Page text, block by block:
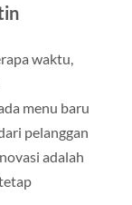
waktu,
menu baru
pelanggan
adalah